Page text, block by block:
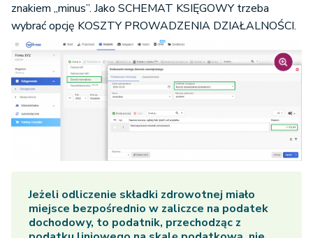
znakiem „minus”. Jako SCHEMAT KSIĘGOWY trzeba
wybrać opcję KOSZTY PROWADZENIA DZIAŁALNOŚCI.
Jeżeli odliczenie składki zdrowotnej miało
miejsce bezpośrednio w zaliczce na podatek
dochodowy, to podatnik, przechodząc z